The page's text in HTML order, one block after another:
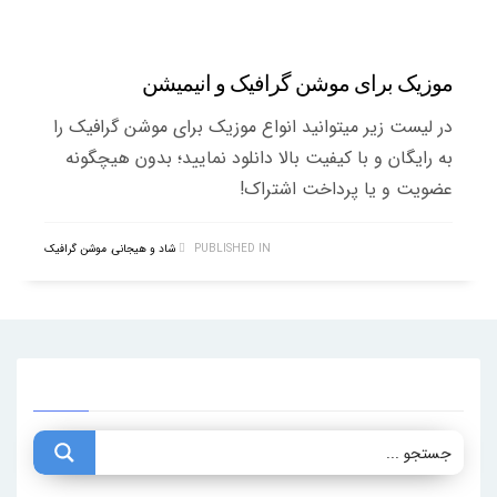
موزیک برای موشن گرافیک و انیمیشن
در لیست زیر میتوانید انواع موزیک برای موشن گرافیک را
به رایگان و با کیفیت بالا دانلود نمایید؛ بدون هیچگونه
عضویت و یا پرداخت اشتراک!
PUBLISHED IN شاد و هیجانی, موشن گرافیک